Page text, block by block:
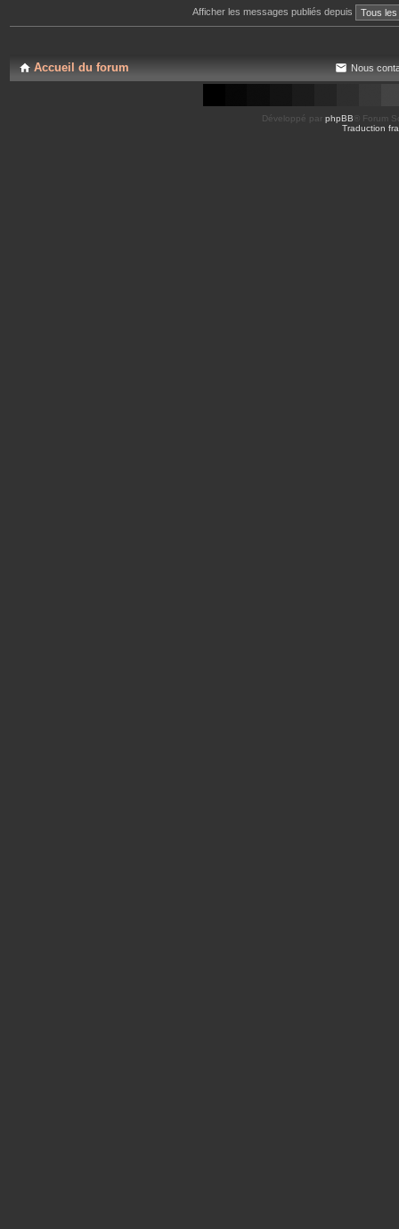
Afficher les messages publiés depuis
Accueil du forum Nous
Développé par phpBB ® Forum
Traduction